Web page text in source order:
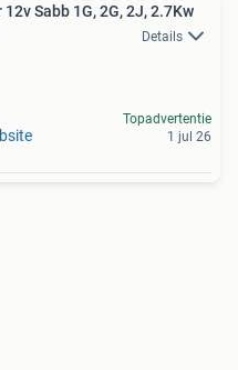
Sabb 1G, 2G, 2J, 2.7Kw
Details
Topadvertentie
1 jul 26